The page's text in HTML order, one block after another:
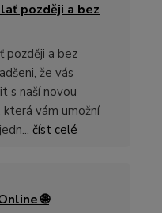
později a bez
později a bez
že vás
s naší novou
vám umožní
číst celé
🌐